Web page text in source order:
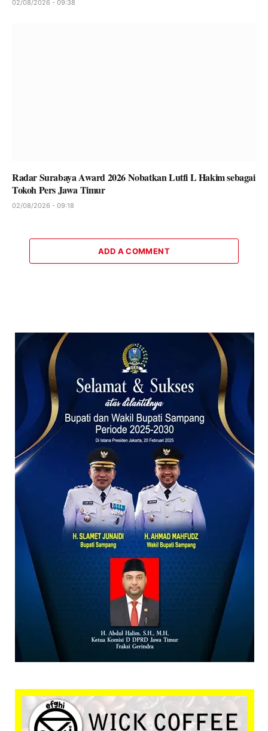
02/08/2026 - 09:38
Radar Surabaya Award 2026 Nobatkan Lutfi L Hakim sebagai
Tokoh Pers Jawa Timur
02/08/2026 - 09:18
ADD A COMMENT